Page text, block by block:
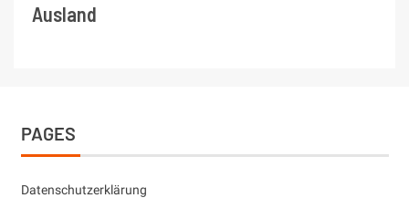
Ausland
PAGES
Datenschutzerklärung